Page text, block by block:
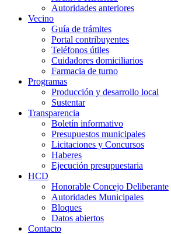
Autoridades anteriores
Vecino
Guía de trámites
Portal contribuyentes
Teléfonos útiles
Cuidadores domiciliarios
Farmacia de turno
Programas
Producción y desarrollo local
Sustentar
Transparencia
Boletín informativo
Presupuestos municipales
Licitaciones y Concursos
Haberes
Ejecución presupuestaria
HCD
Honorable Concejo Deliberante
Autoridades Municipales
Bloques
Datos abiertos
Contacto